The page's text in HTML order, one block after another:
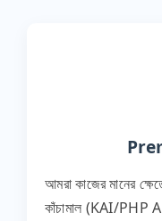
আমরা কাজের মানের
কাঁচামাল (KAI/PHP